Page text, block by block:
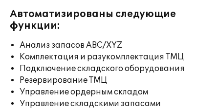
Автоматизированы следующие
функции:
Анализ запасов ABC/XYZ
Комплектация и разукомплектация ТМЦ
Подключение складского оборудования
Резервирование ТМЦ
Управление ордерным складом
Управление складскими запасами